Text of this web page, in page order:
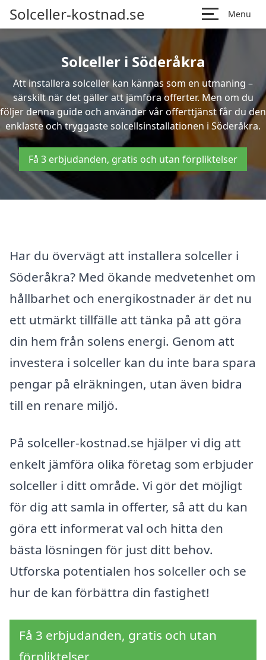
Solceller-kostnad.se Menu
Solceller i Söderåkra
Att installera solceller kan kännas som en utmaning –
särskilt när det gäller att jämföra offerter. Men om du
följer denna guide och använder vår offerttjänst får du den
enklaste och tryggaste solcellsinstallationen i Söderåkra.
Få 3 erbjudanden, gratis och utan förpliktelser
Har du övervägt att installera solceller i
Söderåkra? Med ökande medvetenhet om
hållbarhet och energikostnader är det nu
ett utmärkt tillfälle att tänka på att göra
din hem från solens energi. Genom att
investera i solceller kan du inte bara spara
pengar på elräkningen, utan även bidra
till en renare miljö.
På solceller-kostnad.se hjälper vi dig att
enkelt jämföra olika företag som erbjuder
solceller i ditt område. Vi gör det möjligt
för dig att samla in offerter, så att du kan
göra ett informerat val och hitta den
bästa lösningen för just ditt behov.
Utforska potentialen hos solceller och se
hur de kan förbättra din fastighet!
Få 3 erbjudanden, gratis och utan
förpliktelser